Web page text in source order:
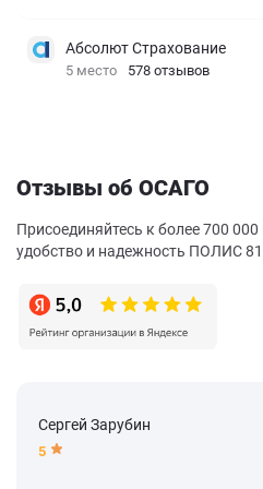
Абсолют Страхование
5 место 578 отзывов
Отзывы об ОСАГО
Присоединяйтесь к более 700
удобство и надежность ПОЛИС
Сергей Зарубин
5